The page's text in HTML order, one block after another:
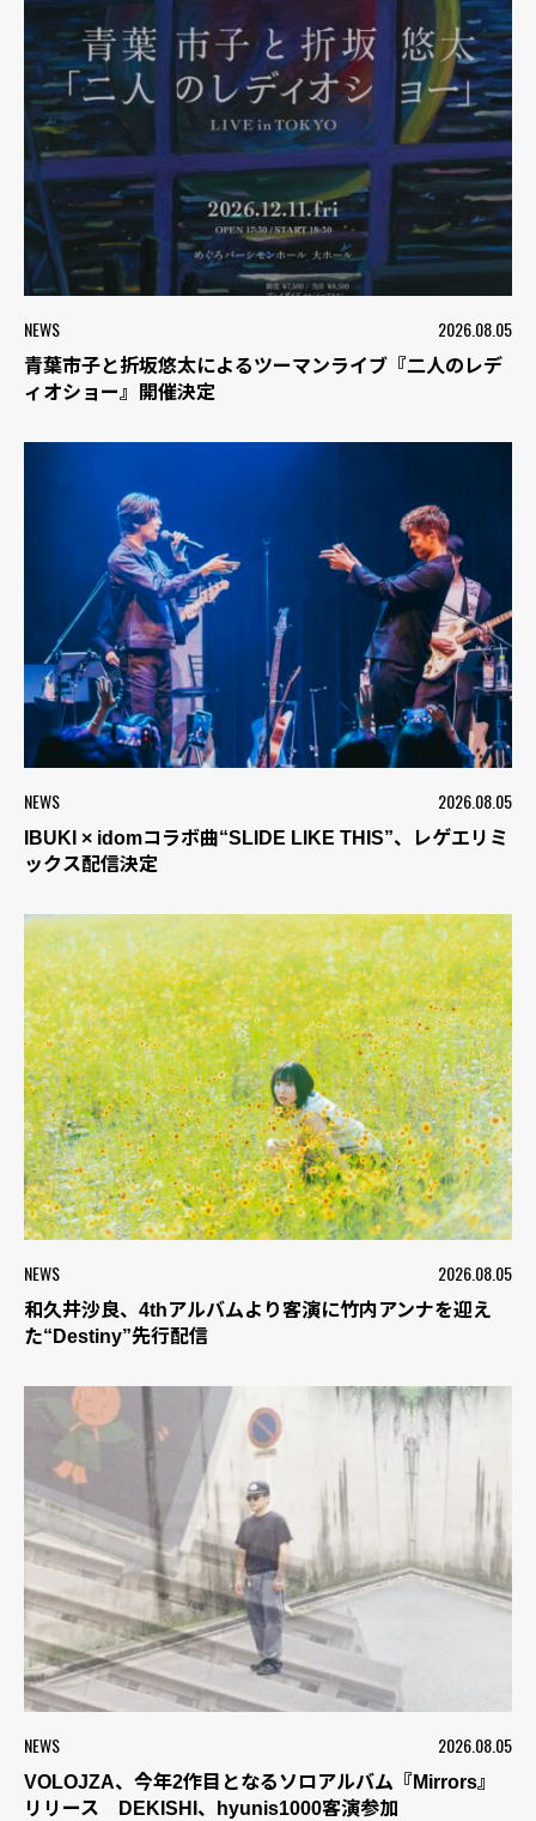
NEWS 2026.08.05
青葉市子と折坂悠太によるツーマンライブ『二人のレデ
ィオショー』開催決定
NEWS 2026.08.05
IBUKI × idomコラボ曲“SLIDE LIKE THIS”、レゲエリミ
ックス配信決定
NEWS 2026.08.05
和久井沙良、4thアルバムより客演に竹内アンナを迎え
た“Destiny”先行配信
NEWS 2026.08.05
VOLOJZA、今年2作目となるソロアルバム『Mirrors』
リリース DEKISHI、hyunis1000客演参加